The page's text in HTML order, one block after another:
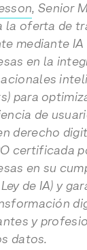
, Senior
la oferta de
mediante
en la
para
de
derecho
certificada
en su
de IA) y
y
datos.